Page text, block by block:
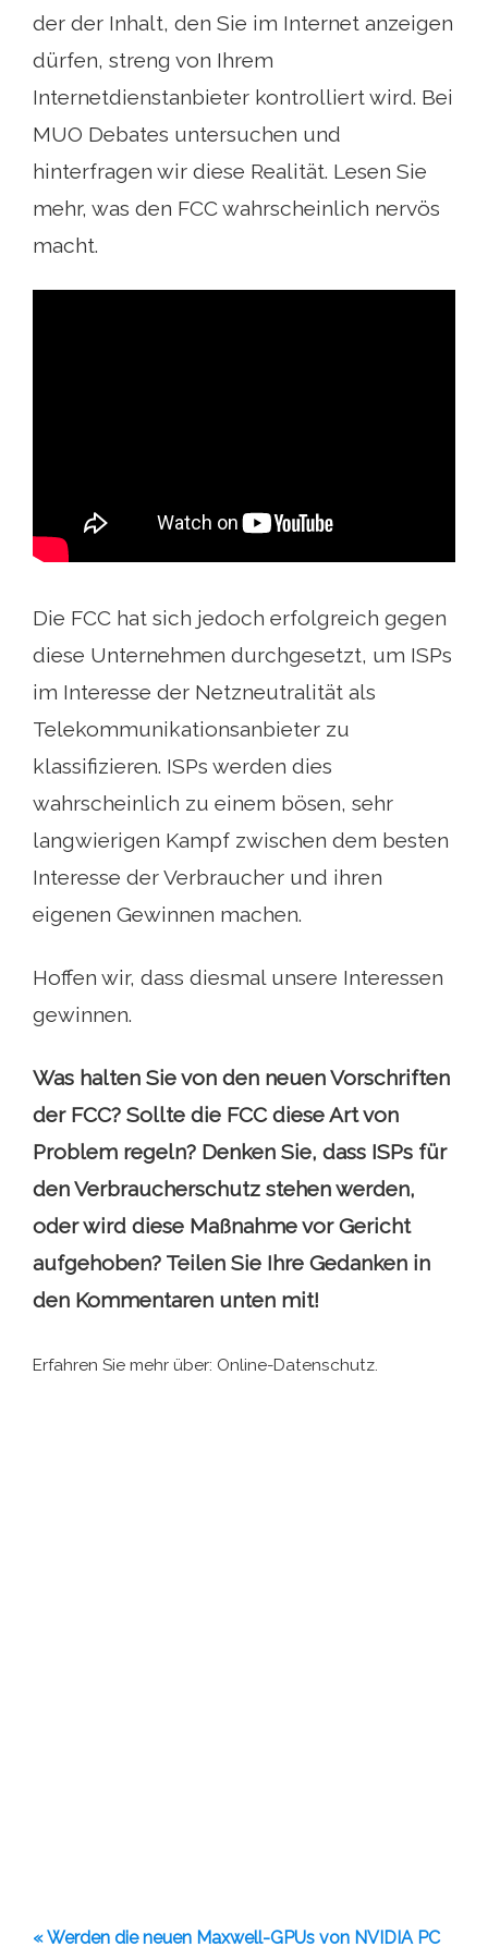
der der Inhalt, den Sie im Internet anzeigen
dürfen, streng von Ihrem
Internetdienstanbieter kontrolliert wird. Bei
MUO Debates untersuchen und
hinterfragen wir diese Realität. Lesen Sie
mehr, was den FCC wahrscheinlich nervös
macht.
Die FCC hat sich jedoch erfolgreich gegen
diese Unternehmen durchgesetzt, um ISPs
im Interesse der Netzneutralität als
Telekommunikationsanbieter zu
klassifizieren. ISPs werden dies
wahrscheinlich zu einem bösen, sehr
langwierigen Kampf zwischen dem besten
Interesse der Verbraucher und ihren
eigenen Gewinnen machen.
Hoffen wir, dass diesmal unsere Interessen
gewinnen.
Was halten Sie von den neuen Vorschriften
der FCC? Sollte die FCC diese Art von
Problem regeln? Denken Sie, dass ISPs für
den Verbraucherschutz stehen werden,
oder wird diese Maßnahme vor Gericht
aufgehoben? Teilen Sie Ihre Gedanken in
den Kommentaren unten mit!
Erfahren Sie mehr über: Online-Datenschutz.
« Werden die neuen Maxwell-GPUs von NVIDIA PC